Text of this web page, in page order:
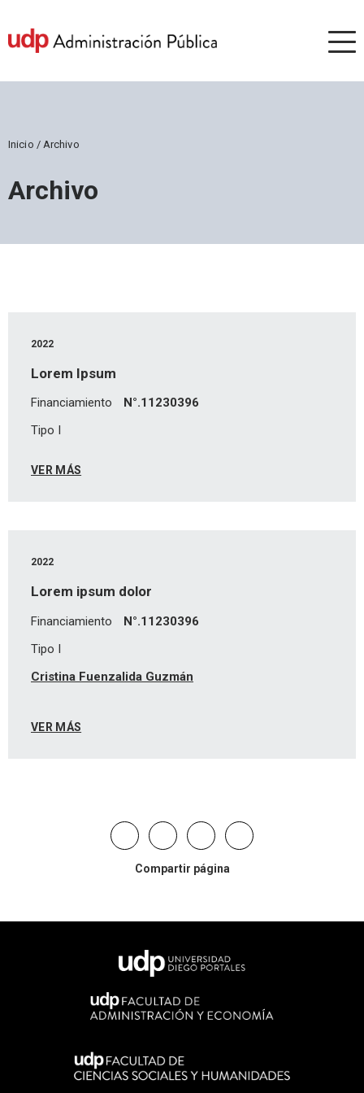
Inicio / Archivo
Archivo
2022
Lorem Ipsum
Financiamiento
N°.11230396
Tipo I
VER MÁS
2022
Lorem ipsum dolor
Financiamiento
N°.11230396
Tipo I
Cristina Fuenzalida Guzmán
VER MÁS
Compartir página